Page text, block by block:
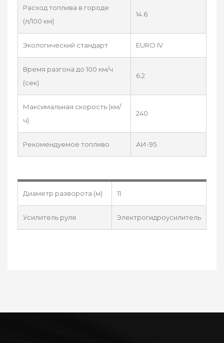
Расход топлива в городе
(л/100 км)
14.6
Экологический стандарт EURO IV
Время разгона до 100 км/ч
(сек)
6.2
Максимальная скорость (км/
ч)
240
Рекомендуемое топливо АИ-95
Диаметр разворота (м) 11
Усилитель руля Электрогидроусилитель